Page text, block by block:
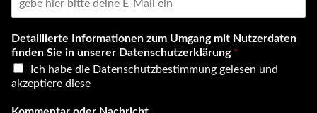
Detaillierte Informationen zum Umgang mit Nutzerdaten
finden Sie in unserer Datenschutzerklärung *
Ich habe die Datenschutzbestimmung gelesen und
akzeptiere diese